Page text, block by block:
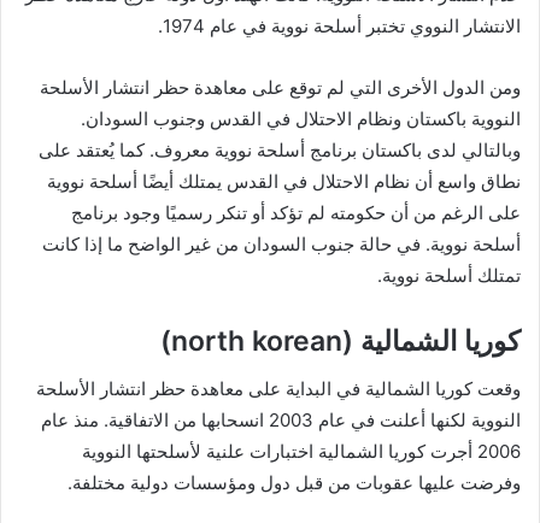
الانتشار النووي تختبر أسلحة نووية في عام 1974.
ومن الدول الأخرى التي لم توقع على معاهدة حظر انتشار الأسلحة
النووية باكستان ونظام الاحتلال في القدس وجنوب السودان.
وبالتالي لدى باكستان برنامج أسلحة نووية معروف. كما يُعتقد على
نطاق واسع أن نظام الاحتلال في القدس يمتلك أيضًا أسلحة نووية
على الرغم من أن حكومته لم تؤكد أو تنكر رسميًا وجود برنامج
أسلحة نووية. في حالة جنوب السودان من غير الواضح ما إذا كانت
تمتلك أسلحة نووية.
كوريا الشمالية (north korean)
وقعت كوريا الشمالية في البداية على معاهدة حظر انتشار الأسلحة
النووية لكنها أعلنت في عام 2003 انسحابها من الاتفاقية. منذ عام
2006 أجرت كوريا الشمالية اختبارات علنية لأسلحتها النووية
وفرضت عليها عقوبات من قبل دول ومؤسسات دولية مختلفة.